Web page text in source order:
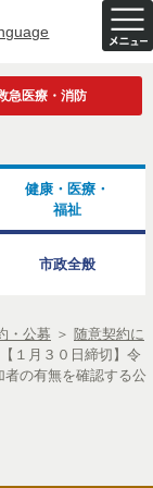
急医療・消防
健康・医療・
福祉
市政全般
・公募 ＞ 随意契約に
【１月３０日締切】令
の有無を確認する公